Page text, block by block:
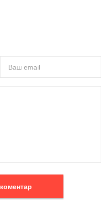
Залишити коментар